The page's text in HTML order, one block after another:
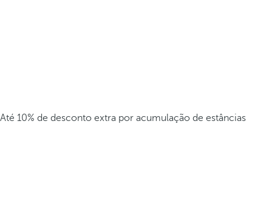
Até 10% de desconto extra por acumulação de estâncias